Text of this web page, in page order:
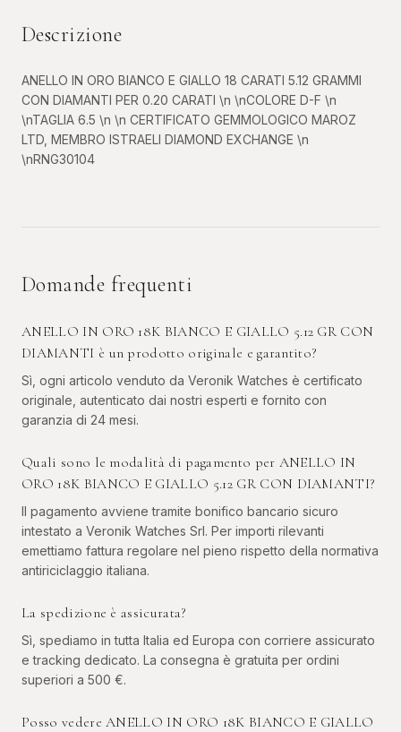
Descrizione
ANELLO IN ORO BIANCO E GIALLO 18 CARATI 5.12 GRAMMI
CON DIAMANTI PER 0.20 CARATI \n \nCOLORE D-F \n
\nTAGLIA 6.5 \n \n CERTIFICATO GEMMOLOGICO MAROZ
LTD, MEMBRO ISTRAELI DIAMOND EXCHANGE \n
\nRNG30104
Domande frequenti
ANELLO IN ORO 18K BIANCO E GIALLO 5.12 GR CON
DIAMANTI è un prodotto originale e garantito?
Sì, ogni articolo venduto da Veronik Watches è certificato
originale, autenticato dai nostri esperti e fornito con
garanzia di 24 mesi.
Quali sono le modalità di pagamento per ANELLO IN
ORO 18K BIANCO E GIALLO 5.12 GR CON DIAMANTI?
Il pagamento avviene tramite bonifico bancario sicuro
intestato a Veronik Watches Srl. Per importi rilevanti
emettiamo fattura regolare nel pieno rispetto della normativa
antiriciclaggio italiana.
La spedizione è assicurata?
Sì, spediamo in tutta Italia ed Europa con corriere assicurato
e tracking dedicato. La consegna è gratuita per ordini
superiori a 500 €.
Posso vedere ANELLO IN ORO 18K BIANCO E GIALLO